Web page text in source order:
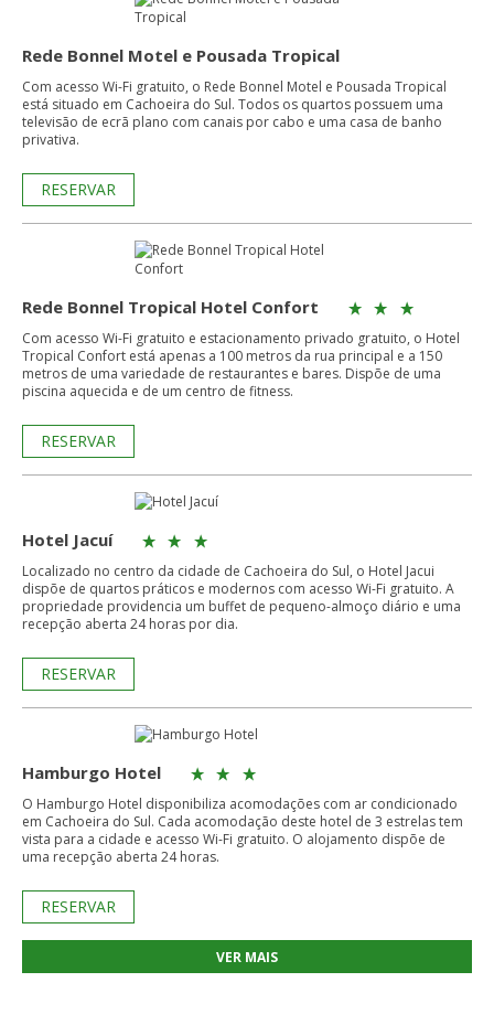
Rede Bonnel Motel e Pousada Tropical
Com acesso Wi-Fi gratuito, o Rede Bonnel Motel e Pousada Tropical
está situado em Cachoeira do Sul. Todos os quartos possuem uma
televisão de ecrã plano com canais por cabo e uma casa de banho
privativa.
RESERVAR
Rede Bonnel Tropical Hotel Confort
Com acesso Wi-Fi gratuito e estacionamento privado gratuito, o Hotel
Tropical Confort está apenas a 100 metros da rua principal e a 150
metros de uma variedade de restaurantes e bares. Dispõe de uma
piscina aquecida e de um centro de fitness.
RESERVAR
Hotel Jacuí
Localizado no centro da cidade de Cachoeira do Sul, o Hotel Jacui
dispõe de quartos práticos e modernos com acesso Wi-Fi gratuito. A
propriedade providencia um buffet de pequeno-almoço diário e uma
recepção aberta 24 horas por dia.
RESERVAR
Hamburgo Hotel
O Hamburgo Hotel disponibiliza acomodações com ar condicionado
em Cachoeira do Sul. Cada acomodação deste hotel de 3 estrelas tem
vista para a cidade e acesso Wi-Fi gratuito. O alojamento dispõe de
uma recepção aberta 24 horas.
RESERVAR
VER MAIS